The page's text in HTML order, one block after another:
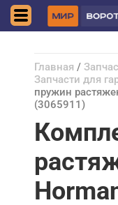
Главная /
Запчасти для
пружин
(3065911)